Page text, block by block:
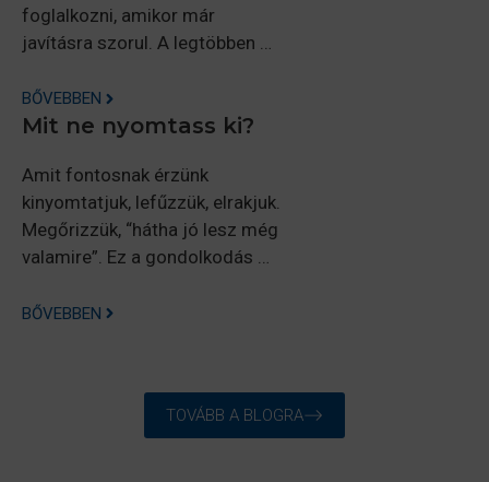
foglalkozni, amikor már
javításra szorul. A legtöbben …
BŐVEBBEN
Mit ne nyomtass ki?
Amit fontosnak érzünk
kinyomtatjuk, lefűzzük, elrakjuk.
Megőrizzük, “hátha jó lesz még
valamire”. Ez a gondolkodás …
BŐVEBBEN
TOVÁBB A BLOGRA